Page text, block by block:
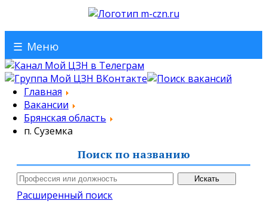
☰ Меню
Главная
Вакансии
Брянская область
п. Суземка
Поиск по названию
Расширенный поиск